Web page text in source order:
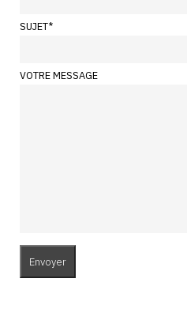
SUJET*
VOTRE MESSAGE